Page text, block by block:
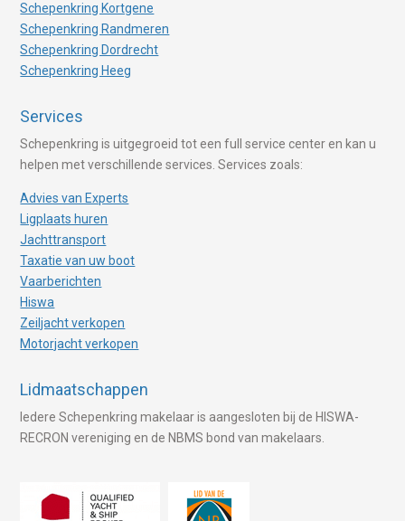
Schepenkring Kortgene
Schepenkring Randmeren
Schepenkring Dordrecht
Schepenkring Heeg
Services
Schepenkring is uitgegroeid tot een full service center en kan u
helpen met verschillende services. Services zoals:
Advies van Experts
Ligplaats huren
Jachttransport
Taxatie van uw boot
Vaarberichten
Hiswa
Zeiljacht verkopen
Motorjacht verkopen
Lidmaatschappen
Iedere Schepenkring makelaar is aangesloten bij de HISWA-
RECRON vereniging en de NBMS bond van makelaars.